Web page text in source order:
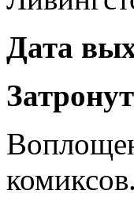
Дата
комиксов.